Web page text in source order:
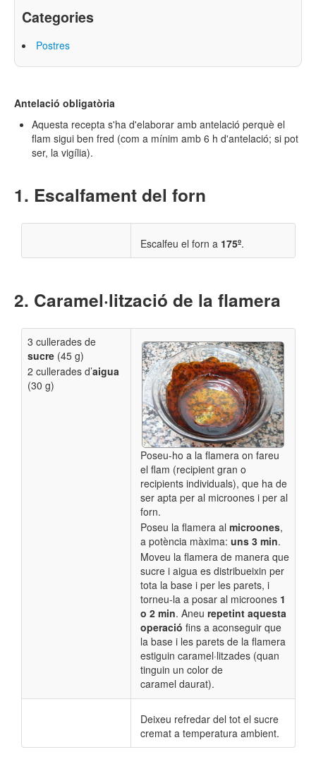
Categories
Postres
Antelació obligatòria
Aquesta recepta s'ha d'elaborar amb antelació perquè el
flam sigui ben fred (com a mínim amb 6 h d'antelació; si pot
ser, la vigília).
Escalfament del forn
Escalfeu el forn a 175º.
Caramel·lització de la flamera
3 cullerades de
sucre (45 g)
2 cullerades d’aigua
(30 g)
Poseu-ho a la flamera on fareu
el flam (recipient gran o
recipients individuals), que ha de
ser apta per al microones i per al
forn.
Poseu la flamera al microones,
a potència màxima: uns 3 min.
Moveu la flamera de manera que
sucre i aigua es distribueixin per
tota la base i per les parets, i
torneu-la a posar al microones 1
o 2 min. Aneu repetint aquesta
operació fins a aconseguir que
la base i les parets de la flamera
estiguin caramel·litzades (quan
tinguin un color de
caramel daurat).
Deixeu refredar del tot el sucre
cremat a temperatura ambient.